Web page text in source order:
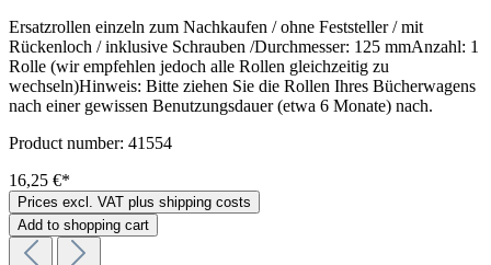
Ersatzrollen einzeln zum Nachkaufen / ohne Feststeller / mit
Rückenloch / inklusive Schrauben /Durchmesser: 125 mmAnzahl: 1
Rolle (wir empfehlen jedoch alle Rollen gleichzeitig zu
wechseln)Hinweis: Bitte ziehen Sie die Rollen Ihres Bücherwagens
nach einer gewissen Benutzungsdauer (etwa 6 Monate) nach.
Product number: 41554
16,25 €*
Prices excl. VAT plus shipping costs
Add to shopping cart